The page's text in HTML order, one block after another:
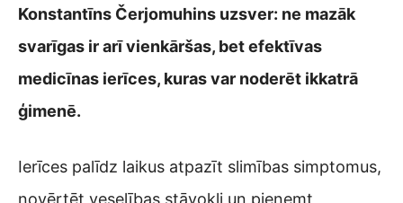
Konstantīns Čerjomuhins uzsver: ne mazāk
svarīgas ir arī vienkāršas, bet efektīvas
medicīnas ierīces, kuras var noderēt ikkatrā
ģimenē.
Ierīces palīdz laikus atpazīt slimības simptomus,
novērtēt veselības stāvokli un pieņemt